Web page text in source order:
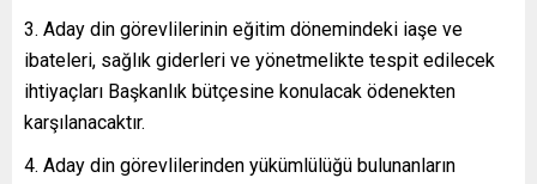
3. Aday din görevlilerinin eğitim dönemindeki iaşe ve
ibateleri, sağlık giderleri ve yönetmelikte tespit edilecek
ihtiyaçları Başkanlık bütçesine konulacak ödenekten
karşılanacaktır.
4. Aday din görevlilerinden yükümlülüğü bulunanların